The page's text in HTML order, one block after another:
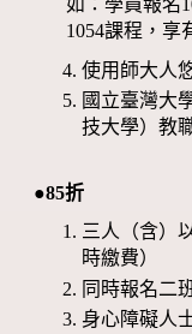
如：學員報名
1054課程，享
使用師大人
國立臺灣大
技大學）教
●85折
三人（含）
時繳費）
同時報名二
身心障礙人